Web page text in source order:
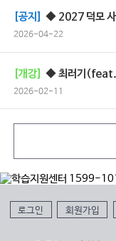
[공지] ◆ 2027 덕모
2026-04-22
[개강] ◆ 최러기
2026-02-11
로그인 회원가입